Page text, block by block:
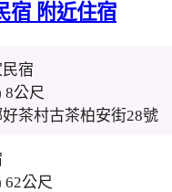
宿 附近住宿
宿
8公尺
茶村古茶柏安街28號
62公尺